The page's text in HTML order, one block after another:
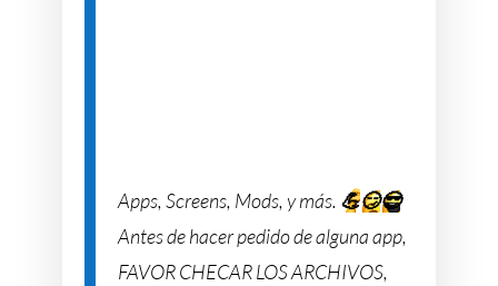
Apps, Screens, Mods, y más. 💪😏😎
Antes de hacer pedido de alguna app,
FAVOR CHECAR LOS ARCHIVOS,